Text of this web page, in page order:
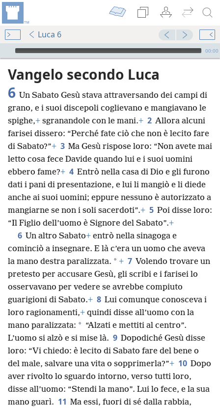
Luca 6
Audio Player
00:00
Vangelo secondo Luca
6 Un Sabato Gesù stava attraversando dei campi di
grano, e i suoi discepoli coglievano e mangiavano le
spighe,+ sgranandole con le mani.+ 2 Allora alcuni
farisei dissero: “Perché fate ciò che non è lecito fare
di Sabato?”+ 3 Ma Gesù rispose loro: “Non avete mai
letto cosa fece Davide quando lui e i suoi uomini
ebbero fame?+ 4 Entrò nella casa di Dio e gli furono
dati i pani di presentazione, e lui li mangiò e li diede
anche ai suoi uomini; eppure nessuno è autorizzato a
mangiarne se non i soli sacerdoti”.+ 5 Poi disse loro:
“Il Figlio dell’uomo è Signore del Sabato”.+
6 Un altro Sabato+ entrò nella sinagoga e
cominciò a insegnare. E là c’era un uomo che aveva
la mano destra paralizzata. * + 7 Volendo trovare un
pretesto per accusare Gesù, gli scribi e i farisei lo
osservavano per vedere se avrebbe compiuto
guarigioni di Sabato.+ 8 Lui comunque conosceva i
loro ragionamenti,+ quindi disse all’uomo con la
mano paralizzata: * “Alzati e mettiti al centro”.
L’uomo si alzò e si mise là. 9 Dopodiché Gesù disse
loro: “Vi chiedo: è lecito di Sabato fare del bene o
del male, salvare una vita o sopprimerla?”+ 10 Dopo
aver rivolto lo sguardo intorno, verso tutti loro,
disse all’uomo: “Stendi la mano”. Lui lo fece, e la sua
mano guarì. 11 Ma essi, fuori di sé dalla rabbia,